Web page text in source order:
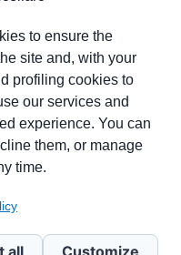
Privacy PolicyCookie
to ensure the
site and, with your
profiling cookies to
our services and
experience. You can
them, or manage
time.
all Customize